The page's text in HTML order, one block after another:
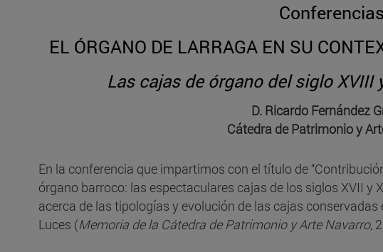
Conferencias
EL ÓRGANO DE LARRAGA EN SU
Las cajas de órgano del siglo XVIII
D. Ricardo Fernández
Cátedra de Patrimonio y
En la conferencia que impartimos con el título de
órgano barroco: las espectaculares cajas de los siglos XVII y
acerca de las tipologías y evolución de las cajas
Luces (Memoria de la Cátedra de Patrimonio y Arte Navarro,